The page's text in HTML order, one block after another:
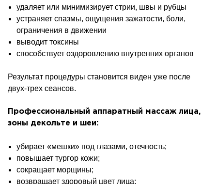
удаляет или минимизирует стрии, швы и рубцы
устраняет спазмы, ощущения зажатости, боли,
ограничения в движении
выводит токсины
способствует оздоровлению внутренних органов
Результат процедуры становится виден уже после
двух-трех сеансов.
Профессиональный аппаратный массаж лица,
зоны декольте и шеи:
убирает «мешки» под глазами, отечность;
повышает тургор кожи;
сокращает морщины;
возвращает здоровый цвет лица;